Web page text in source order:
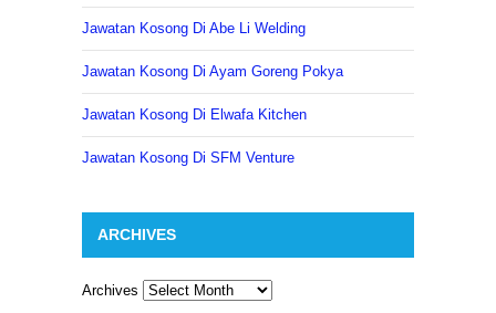
Jawatan Kosong Di Abe Li Welding
Jawatan Kosong Di Ayam Goreng Pokya
Jawatan Kosong Di Elwafa Kitchen
Jawatan Kosong Di SFM Venture
ARCHIVES
Archives